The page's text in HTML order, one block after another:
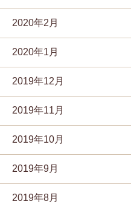
2020年2月
2020年1月
2019年12月
2019年11月
2019年10月
2019年9月
2019年8月